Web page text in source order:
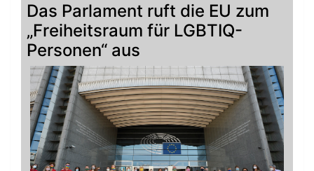
Das Parlament ruft die EU zum
„Freiheitsraum für LGBTIQ-
Personen“ aus